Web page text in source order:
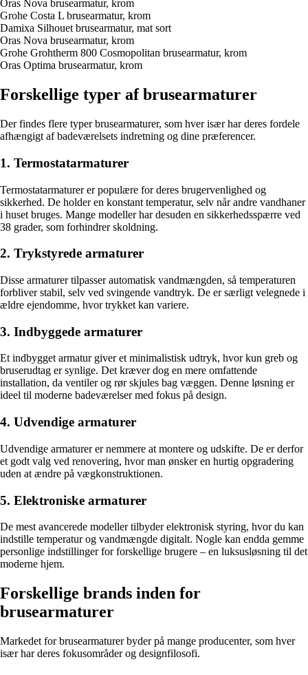
Oras Nova brusearmatur, krom
Grohe Costa L brusearmatur, krom
Damixa Silhouet brusearmatur, mat sort
Oras Nova brusearmatur, krom
Grohe Grohtherm 800 Cosmopolitan brusearmatur, krom
Oras Optima brusearmatur, krom
Forskellige typer af brusearmaturer
Der findes flere typer brusearmaturer, som hver især har deres fordele
afhængigt af badeværelsets indretning og dine præferencer.
1. Termostatarmaturer
Termostatarmaturer er populære for deres brugervenlighed og
sikkerhed. De holder en konstant temperatur, selv når andre vandhaner
i huset bruges. Mange modeller har desuden en sikkerhedsspærre ved
38 grader, som forhindrer skoldning.
2. Trykstyrede armaturer
Disse armaturer tilpasser automatisk vandmængden, så temperaturen
forbliver stabil, selv ved svingende vandtryk. De er særligt velegnede i
ældre ejendomme, hvor trykket kan variere.
3. Indbyggede armaturer
Et indbygget armatur giver et minimalistisk udtryk, hvor kun greb og
bruserudtag er synlige. Det kræver dog en mere omfattende
installation, da ventiler og rør skjules bag væggen. Denne løsning er
ideel til moderne badeværelser med fokus på design.
4. Udvendige armaturer
Udvendige armaturer er nemmere at montere og udskifte. De er derfor
et godt valg ved renovering, hvor man ønsker en hurtig opgradering
uden at ændre på vægkonstruktionen.
5. Elektroniske armaturer
De mest avancerede modeller tilbyder elektronisk styring, hvor du kan
indstille temperatur og vandmængde digitalt. Nogle kan endda gemme
personlige indstillinger for forskellige brugere – en luksusløsning til det
moderne hjem.
Forskellige brands inden for
brusearmaturer
Markedet for brusearmaturer byder på mange producenter, som hver
især har deres fokusområder og designfilosofi.